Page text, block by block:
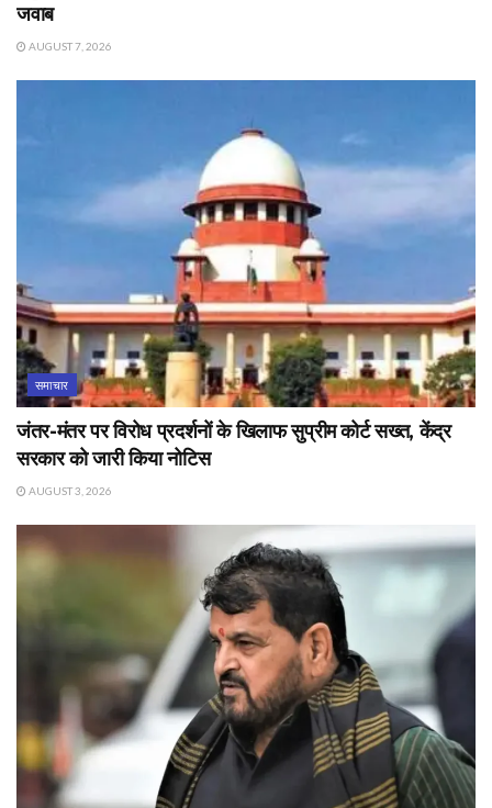
जवाब
AUGUST 7, 2026
समाचार
जंतर-मंतर पर विरोध प्रदर्शनों के खिलाफ सुप्रीम कोर्ट सख्त, केंद्र
सरकार को जारी किया नोटिस
AUGUST 3, 2026